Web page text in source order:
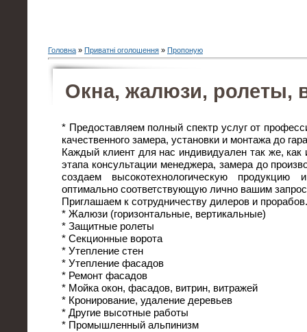
Головна » Приватні оголошення » Пропоную
Окна, жалюзи, ролеты,
* Предоставляем полный спектр услуг от
качественного замера, установки и монтажа до
Каждый клиент для нас индивидуален так же, как
этапа консультации менеджера, замера до
создаем высокотехнологическую продукцию
оптимально соответствующую лично вашим
Приглашаем к сотрудничеству дилеров и прорабов.
* Жалюзи (горизонтальные, вертикальные)
* Защитные ролеты
* Секционные ворота
* Утепление стен
* Утепление фасадов
* Ремонт фасадов
* Мойка окон, фасадов, витрин, витражей
* Кронирование, удаление деревьев
* Другие высотные работы
* Промышленный альпинизм